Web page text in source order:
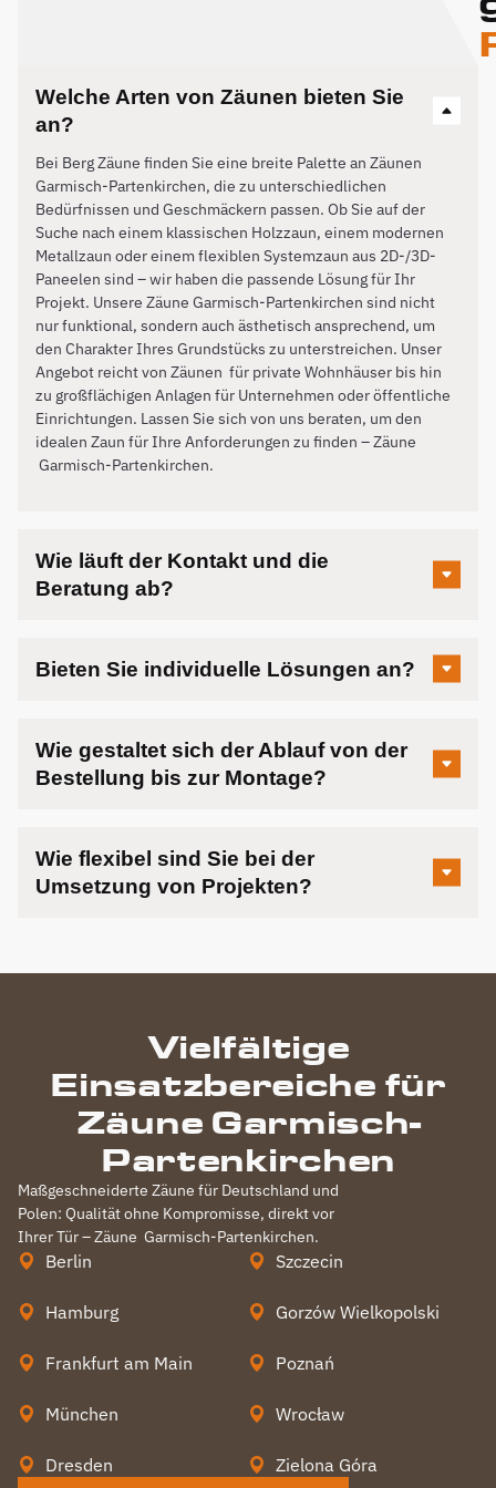
Welche Arten von Zäunen bieten Sie
an?
Bei Berg Zäune finden Sie eine breite Palette an Zäunen
Garmisch-Partenkirchen, die zu unterschiedlichen
Bedürfnissen und Geschmäckern passen. Ob Sie auf der
Suche nach einem klassischen Holzzaun, einem modernen
Metallzaun oder einem flexiblen Systemzaun aus 2D-/3D-
Paneelen sind – wir haben die passende Lösung für Ihr
Projekt. Unsere Zäune Garmisch-Partenkirchen sind nicht
nur funktional, sondern auch ästhetisch ansprechend, um
den Charakter Ihres Grundstücks zu unterstreichen. Unser
Angebot reicht von Zäunen für private Wohnhäuser bis hin
zu großflächigen Anlagen für Unternehmen oder öffentliche
Einrichtungen. Lassen Sie sich von uns beraten, um den
idealen Zaun für Ihre Anforderungen zu finden – Zäune
Garmisch-Partenkirchen.
Wie läuft der Kontakt und die
Beratung ab?
Bieten Sie individuelle Lösungen an?
Wie gestaltet sich der Ablauf von der
Bestellung bis zur Montage?
Wie flexibel sind Sie bei der
Umsetzung von Projekten?
Vielfältige
Einsatzbereiche für
Zäune Garmisch-
Partenkirchen
Maßgeschneiderte Zäune für Deutschland und
Polen: Qualität ohne Kompromisse, direkt vor
Ihrer Tür – Zäune Garmisch-Partenkirchen.
Berlin
Hamburg
Frankfurt am Main
München
Dresden
Szczecin
Gorzów Wielkopolski
Poznań
Wrocław
Zielona Góra